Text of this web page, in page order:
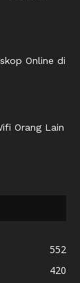
Online di
Orang Lain
552
420